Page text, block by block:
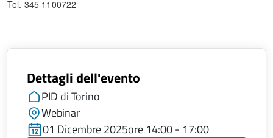
Tel. 345 1100722
Dettagli dell'evento
PID di Torino
Webinar
01 Dicembre 2025ore 14:00 - 17:00